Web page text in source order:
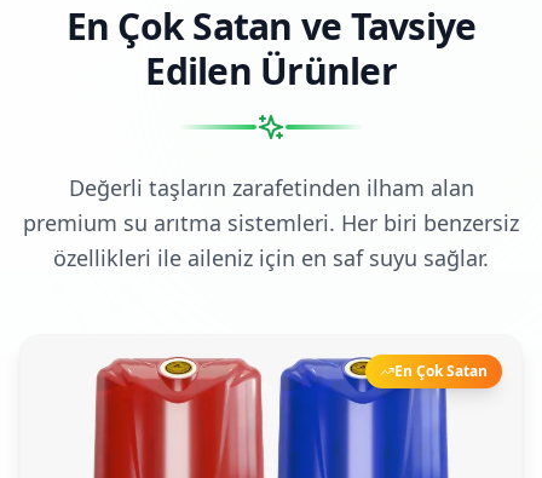
En Çok Satan ve Tavsiye
Edilen Ürünler
Değerli taşların zarafetinden ilham alan
premium su arıtma sistemleri. Her biri benzersiz
özellikleri ile aileniz için en saf suyu sağlar.
En Çok Satan